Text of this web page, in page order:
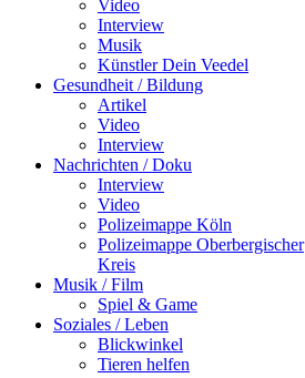
Video
Interview
Musik
Künstler Dein Veedel
Gesundheit / Bildung
Artikel
Video
Interview
Nachrichten / Doku
Interview
Video
Polizeimappe Köln
Polizeimappe Oberbergischer
Kreis
Musik / Film
Spiel & Game
Soziales / Leben
Blickwinkel
Tieren helfen